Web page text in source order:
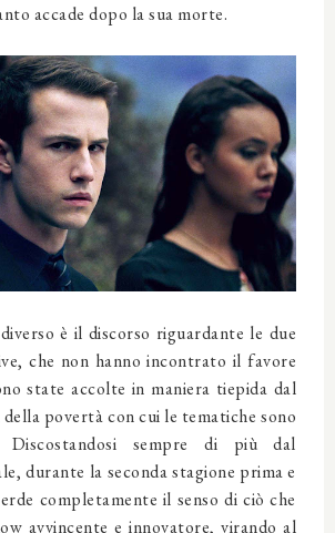
accade dopo la sua morte.
è il discorso riguardante le due
che non hanno incontrato il favore
state accolte in maniera tiepida dal
della povertà con cui le tematiche sono
sempre di più dal
durante la seconda stagione prima e
completamente il senso di ciò che
avvincente e innovatore, virando al